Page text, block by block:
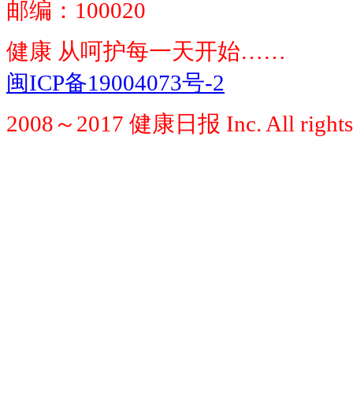
邮编：100020
健康 从呵护每一天开始……
闽ICP备19004073号-2
2008～2017 健康日报 Inc. All